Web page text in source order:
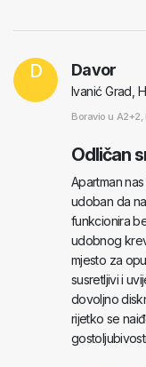
D Davor
Ivanić Grad,
Boravio u A2+2,
Odličan
Apartman
udoban da
funkcionira
udobnog
mjesto za
susretljivi i
dovoljno
rijetko se